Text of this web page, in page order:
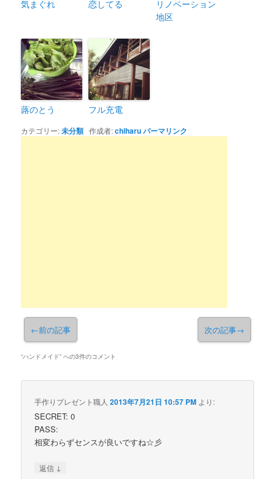
気まぐれ 恋してる
リノベーション
地区
蕗のとう フル充電
カテゴリー:未分類 作成者:chiharuパーマリンク
←前の記事 次の記事→
“ハンドメイド” への3件のコメント
手作りプレゼント職人 2013年7月21日 10:57 PM より:
SECRET: 0
PASS:
相変わらずセンスが良いですね☆彡
返信 ↓